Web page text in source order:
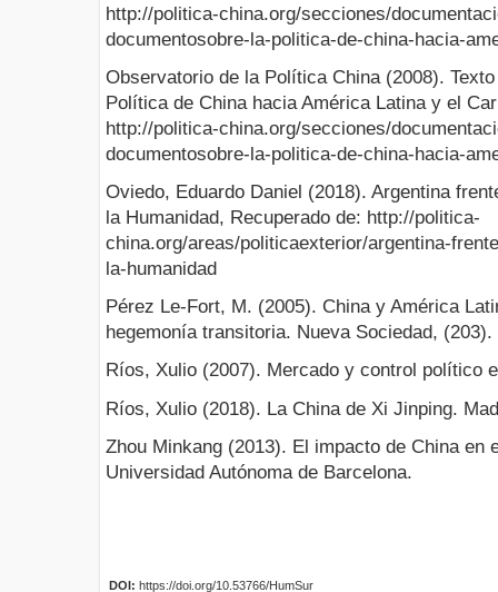
http://politica-china.org/secciones/
documentosobre-la-politica-de-china-hacia-
Observatorio de la Política China (2008).
Política de China hacia América Latina y el
http://politica-china.org/secciones/
documentosobre-la-politica-de-china-hacia-
Oviedo, Eduardo Daniel (2018). Argentina
la Humanidad, Recuperado de: http://politica-
china.org/areas/politicaexterior/argentina-
la-humanidad
Pérez Le-Fort, M. (2005). China y América
hegemonía transitoria. Nueva Sociedad, (203).
Ríos, Xulio (2007). Mercado y control político
Ríos, Xulio (2018). La China de Xi Jinping.
Zhou Minkang (2013). El impacto de China en
Universidad Autónoma de Barcelona.
DOI: https://doi.org/10.53766/HumSur